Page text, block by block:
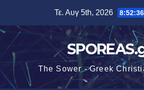
περιεχόμενο
Τε. Αυγ 5th, 2026
The Sower - Greek